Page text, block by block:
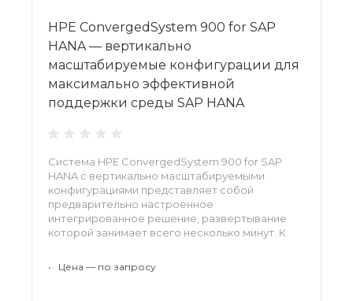
HPE ConvergedSystem 900 for SAP
HANA — вертикально
масштабируемые конфигурации для
максимально эффективной
поддержки среды SAP HANA
Система HPE ConvergedSystem 900 for SAP
HANA с вертикально масштабируемыми
конфигурациями представляет собой
предварительно настроенное
интегрированное решение, развертывание
которой занимает всего несколько минут. К
доступность и уникальные возможности
• Цена — по запросу